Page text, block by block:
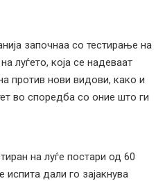
започнаа со тестирање на
луѓето, која се надеваат
против нови видови, како и
во споредба со оние што ги
на луѓе постари од 60
дали го зајакнува